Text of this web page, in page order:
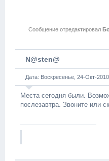
Сообщение отредактировал
N@sten@
Дата: Воскресенье, 24-Окт-
Места сегодня были.
послезавтра. Звоните или